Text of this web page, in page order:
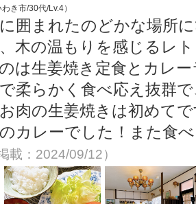
き市/30代/Lv.4）
囲まれたのどかな場所
木の温もりを感じるレ
は生姜焼き定食とカレ
柔らかく食べ応え抜群
肉の生姜焼きは初めて
カレーでした！また食
：2024/09/12）